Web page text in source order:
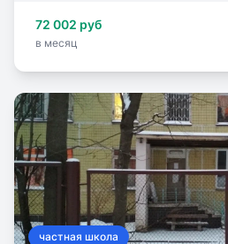
72 002 руб
в месяц
частная школа